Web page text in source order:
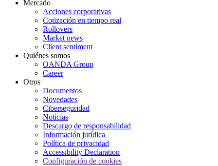
Mercado
Acciones corporativas
Cotización en tiempo real
Rollovers
Market news
Client sentiment
Quiénes somos
OANDA Group
Career
Otros
Documentos
Novedades
Ciberseguridad
Noticias
Descargo de responsabilidad
Información jurídica
Política de privacidad
Accessibility Declaration
Configuración de cookies